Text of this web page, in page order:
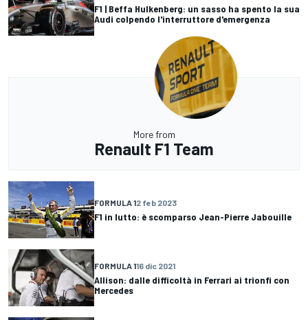
F1 | Beffa Hulkenberg: un sasso ha spento la sua
Audi colpendo l'interruttore d'emergenza
More from
Renault F1 Team
FORMULA 12 feb 2023
F1 in lutto: è scomparso Jean-Pierre Jabouille
FORMULA 116 dic 2021
Allison: dalle difficoltà in Ferrari ai trionfi con
Mercedes